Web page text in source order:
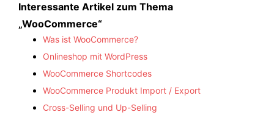
Interessante Artikel zum Thema
„WooCommerce“
Was ist WooCommerce?
Onlineshop mit WordPress
WooCommerce Shortcodes
WooCommerce Produkt Import / Export
Cross-Selling und Up-Selling